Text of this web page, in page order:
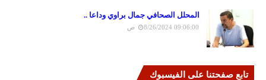
المحلل الصحافي جمال براوي وداعا ..
8/26/2024 09:06:00 ص
تابع صفحتنا على الفيسبوك